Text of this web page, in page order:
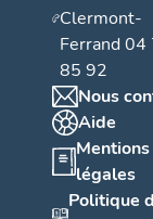
Clermont-
Ferrand 04
85 92
Nous
Aide
Mentions
légales
Politique